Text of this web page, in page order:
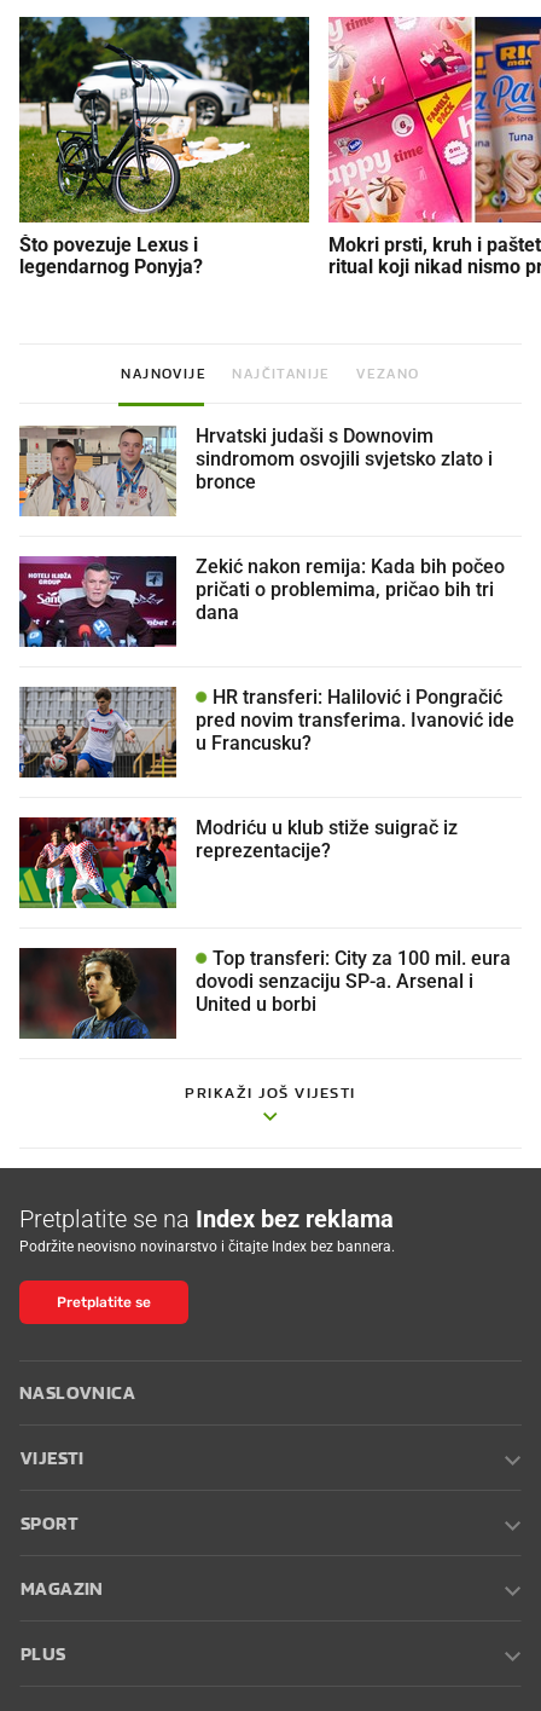
Što povezuje Lexus i
legendarnog Ponyja?
Mokri prsti, kruh i
ritual koji nikad nismo
NAJNOVIJE NAJČITANIJE VEZANO
Hrvatski judaši s Downovim
sindromom osvojili svjetsko zlato i
bronce
Zekić nakon remija: Kada bih počeo
pričati o problemima, pričao bih tri
dana
HR transferi: Halilović i Pongračić
pred novim transferima. Ivanović ide
u Francusku?
Modriću u klub stiže suigrač iz
reprezentacije?
Top transferi: City za 100 mil. eura
dovodi senzaciju SP-a. Arsenal i
United u borbi
PRIKAŽI JOŠ VIJESTI
Pretplatite se na Index bez reklama
Podržite neovisno novinarstvo i čitajte Index bez bannera.
Pretplatite se
NASLOVNICA
VIJESTI
SPORT
MAGAZIN
PLUS